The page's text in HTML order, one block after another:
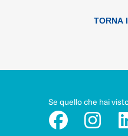
TORNA
Se quello che hai